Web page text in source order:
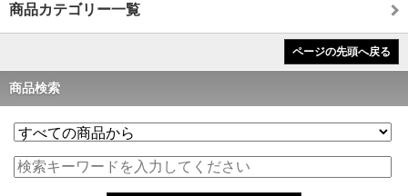
商品カテゴリー一覧
ページの先頭へ戻る
商品検索